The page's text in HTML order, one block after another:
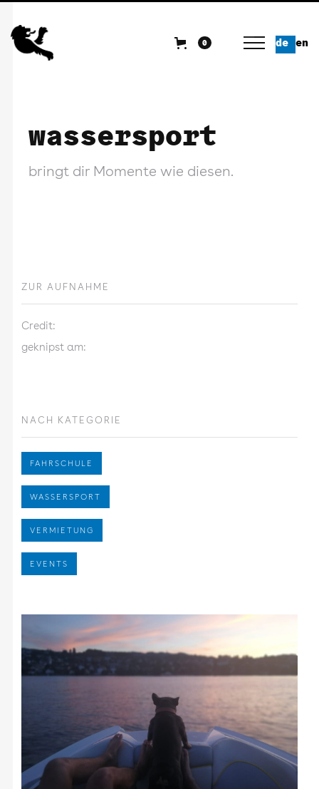
0 de en
wassersport
bringt dir Momente wie diesen.
ZUR AUFNAHME
Credit:
geknipst am:
NACH KATEGORIE
FAHRSCHULE
WASSERSPORT
VERMIETUNG
EVENTS